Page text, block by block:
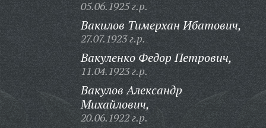
05.06.1925 г.р.
Вакилов Тимерхан Ибатович,
27.07.1923 г.р.
Вакуленко Федор Петрович,
11.04.1923 г.р.
Вакулов Александр
Михайлович,
20.06.1922 г.р.